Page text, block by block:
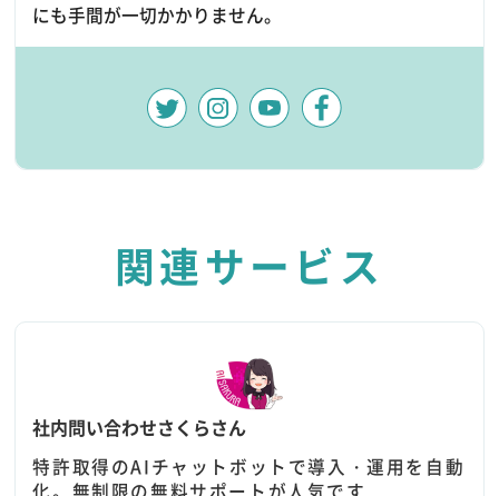
にも手間が一切かかりません。
関連サービス
社内問い合わせさくらさん
特許取得のAIチャットボットで導入・運用を自動
化。無制限の無料サポートが人気です